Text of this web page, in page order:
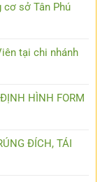
cơ sở Tân Phú
tại chi nhánh
HÌNH FORM
ĐÍCH, TÁI